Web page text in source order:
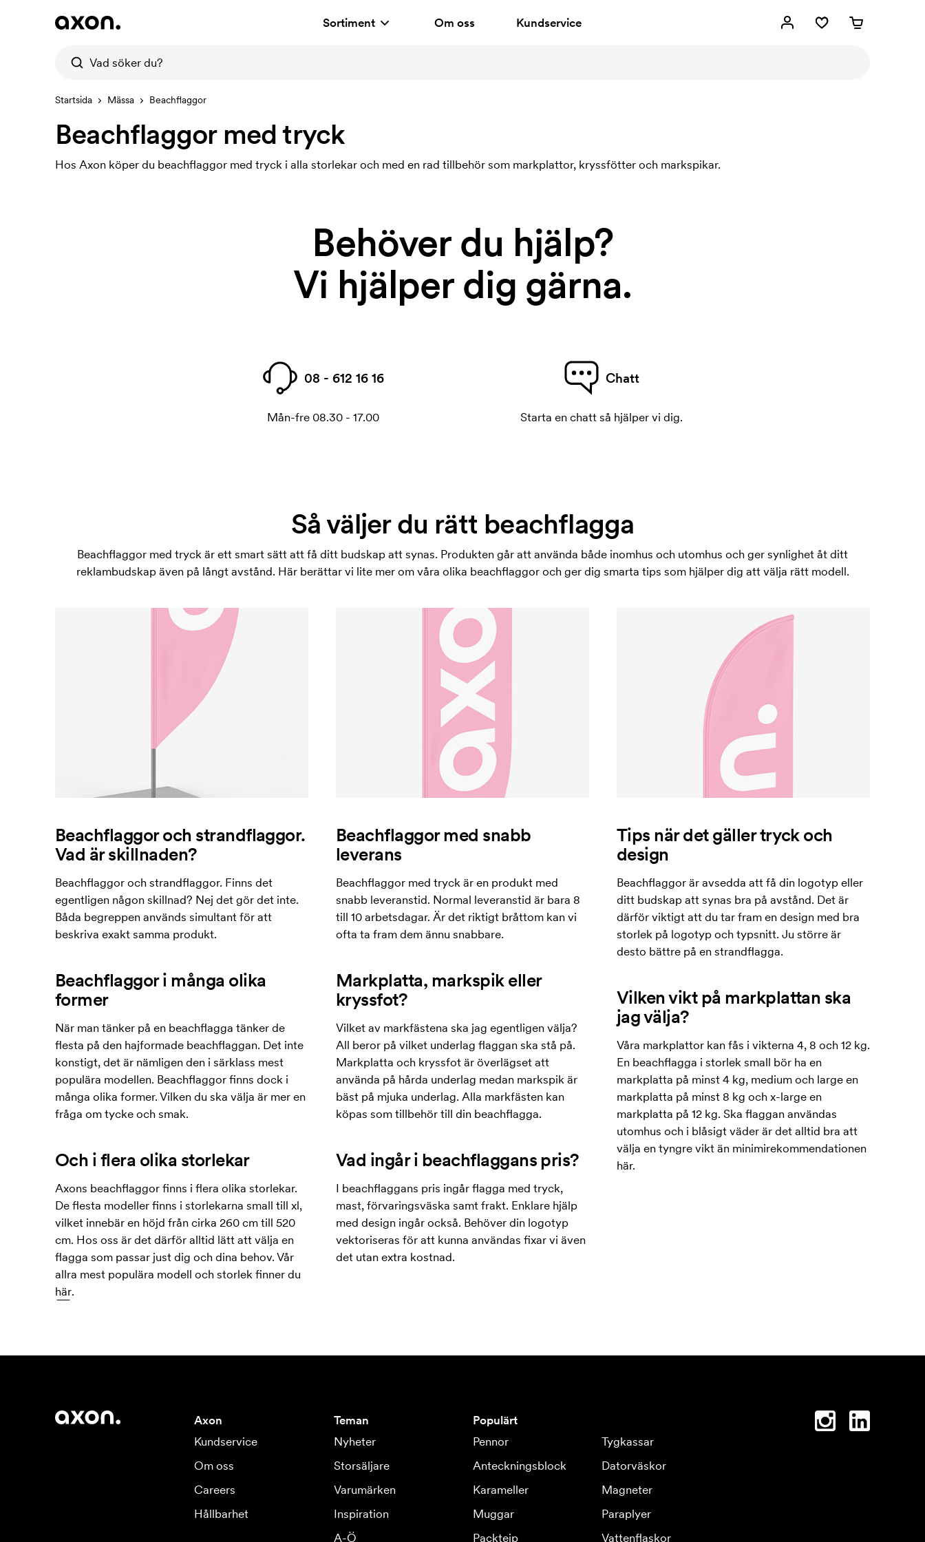
Sortiment Om oss Kundservice
Startsida Mässa Beachflaggor
Beachflaggor med tryck
Hos Axon köper du beachflaggor med tryck i alla storlekar och med en rad tillbehör som markplattor, kryssfötter och markspikar.
Behöver du hjälp?
Vi hjälper dig gärna.
08 - 612 16 16
Mån-fre 08.30 - 17.00
Chatt
Starta en chatt så hjälper vi dig.
Så väljer du rätt beachflagga
Beachflaggor med tryck är ett smart sätt att få ditt budskap att synas. Produkten går att använda både inomhus och utomhus och ger synlighet åt ditt
reklambudskap även på långt avstånd. Här berättar vi lite mer om våra olika beachflaggor och ger dig smarta tips som hjälper dig att välja rätt modell.
Beachflaggor och strandflaggor.
Vad är skillnaden?
Beachflaggor och strandflaggor. Finns det
egentligen någon skillnad? Nej det gör det inte.
Båda begreppen används simultant för att
beskriva exakt samma produkt.
Beachflaggor i många olika
former
När man tänker på en beachflagga tänker de
flesta på den hajformade beachflaggan. Det inte
konstigt, det är nämligen den i särklass mest
populära modellen. Beachflaggor finns dock i
många olika former. Vilken du ska välja är mer en
fråga om tycke och smak.
Och i flera olika storlekar
Axons beachflaggor finns i flera olika storlekar.
De flesta modeller finns i storlekarna small till xl,
vilket innebär en höjd från cirka 260 cm till 520
cm. Hos oss är det därför alltid lätt att välja en
flagga som passar just dig och dina behov. Vår
allra mest populära modell och storlek finner du
här.
Beachflaggor med snabb
leverans
Beachflaggor med tryck är en produkt med
snabb leveranstid. Normal leveranstid är bara 8
till 10 arbetsdagar. Är det riktigt bråttom kan vi
ofta ta fram dem ännu snabbare.
Markplatta, markspik eller
kryssfot?
Vilket av markfästena ska jag egentligen välja?
All beror på vilket underlag flaggan ska stå på.
Markplatta och kryssfot är överlägset att
använda på hårda underlag medan markspik är
bäst på mjuka underlag. Alla markfästen kan
köpas som tillbehör till din beachflagga.
Vad ingår i beachflaggans pris?
I beachflaggans pris ingår flagga med tryck,
mast, förvaringsväska samt frakt. Enklare hjälp
med design ingår också. Behöver din logotyp
vektoriseras för att kunna användas fixar vi även
det utan extra kostnad.
Tips när det gäller tryck och
design
Beachflaggor är avsedda att få din logotyp eller
ditt budskap att synas bra på avstånd. Det är
därför viktigt att du tar fram en design med bra
storlek på logotyp och typsnitt. Ju större är
desto bättre på en strandflagga.
Vilken vikt på markplattan ska
jag välja?
Våra markplattor kan fås i vikterna 4, 8 och 12 kg.
En beachflagga i storlek small bör ha en
markplatta på minst 4 kg, medium och large en
markplatta på minst 8 kg och x-large en
markplatta på 12 kg. Ska flaggan användas
utomhus och i blåsigt väder är det alltid bra att
välja en tyngre vikt än minimirekommendationen
här.
Axon
Kundservice
Om oss
Careers
Hållbarhet
Teman
Nyheter
Storsäljare
Varumärken
Inspiration
A-Ö
Populärt
Pennor
Tygkassar
Anteckningsblock
Datorväskor
Karameller
Magneter
Muggar
Paraplyer
Packtejp
Vattenflaskor